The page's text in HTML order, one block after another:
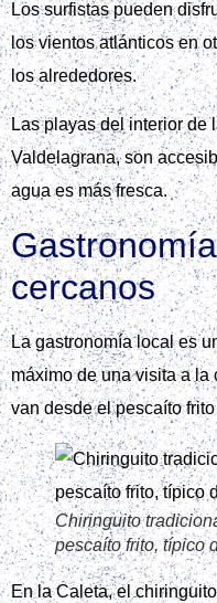
Los surfistas pueden
los vientos atlánticos en
los alrededores.
Las playas del interior de
Valdelagrana, son
agua es más fresca.
cercanos
La gastronomía local es
máximo de una visita a la
van desde el pescaíto
Chiringuito
pescaíto frito, típico
En la Caleta, el